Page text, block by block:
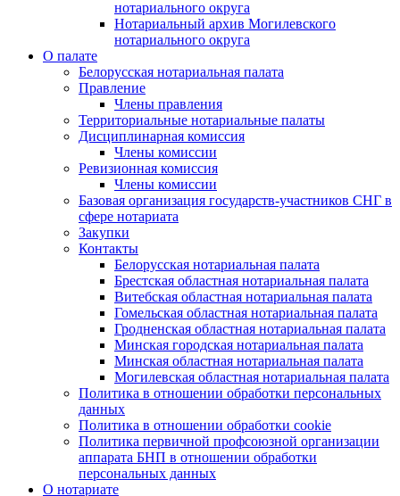
нотариального округа
Нотариальный архив Могилевского
нотариального округа
О палате
Белорусская нотариальная палата
Правление
Члены правления
Территориальные нотариальные палаты
Дисциплинарная комиссия
Члены комиссии
Ревизионная комиссия
Члены комиссии
Базовая организация государств-участников СНГ в
сфере нотариата
Закупки
Контакты
Белорусская нотариальная палата
Брестская областная нотариальная палата
Витебская областная нотариальная палата
Гомельская областная нотариальная палата
Гродненская областная нотариальная палата
Минская городская нотариальная палата
Минская областная нотариальная палата
Могилевская областная нотариальная палата
Политика в отношении обработки персональных
данных
Политика в отношении обработки cookie
Политика первичной профсоюзной организации
аппарата БНП в отношении обработки
персональных данных
О нотариате